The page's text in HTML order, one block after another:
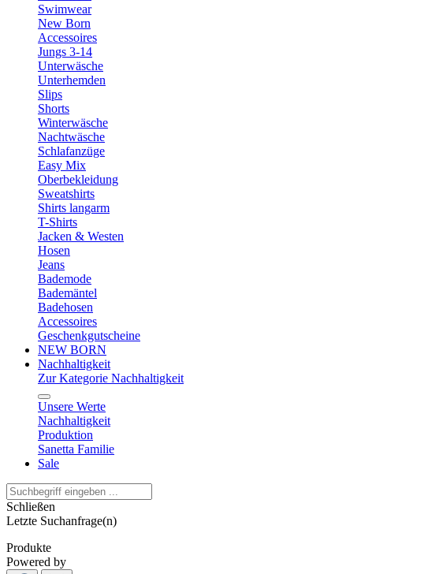
Swimwear
New Born
Accessoires
Jungs 3-14
Unterwäsche
Unterhemden
Slips
Shorts
Winterwäsche
Nachtwäsche
Schlafanzüge
Easy Mix
Oberbekleidung
Sweatshirts
Shirts langarm
T-Shirts
Jacken & Westen
Hosen
Jeans
Bademode
Bademäntel
Badehosen
Accessoires
Geschenkgutscheine
NEW BORN
Nachhaltigkeit
Zur Kategorie Nachhaltigkeit
Unsere Werte
Nachhaltigkeit
Produktion
Sanetta Familie
Sale
Schließen
Letzte Suchanfrage(n)
Produkte
Powered by